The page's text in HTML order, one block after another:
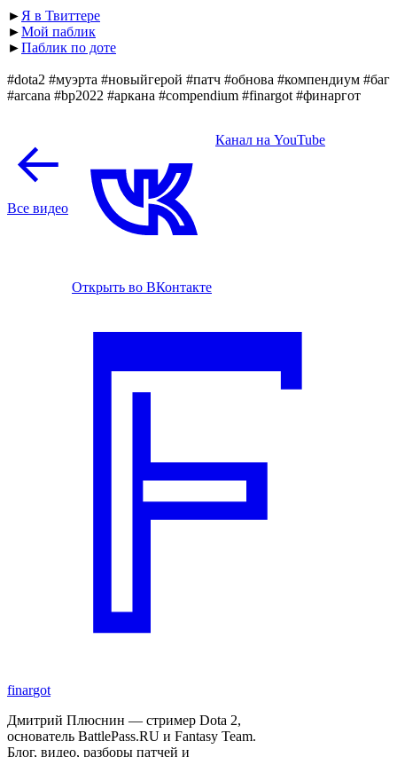
► Я в Твиттере
►Мой паблик
►Паблик по доте
#dota2 #муэрта #новыйгерой #патч #обнова #компендиум #баг
#arcana #bp2022 #аркана #compendium #finargot #финаргот
Все видео
Открыть во ВКонтакте
Канал на YouTube
finargot
Дмитрий Плюснин — стример Dota 2,
основатель BattlePass.RU и Fantasy Team.
Блог, видео, разборы патчей и